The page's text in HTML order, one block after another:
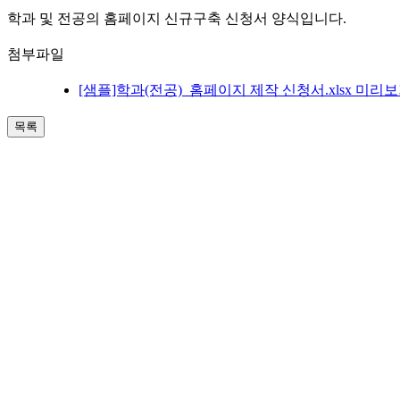
학과 및 전공의 홈페이지 신규구축 신청서 양식입니다.
첨부파일
[샘플]학과(전공)_홈페이지 제작 신청서.xlsx 미리